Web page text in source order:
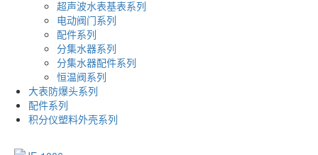
超声波水表基表系列
电动阀门系列
配件系列
分集水器系列
分集水器配件系列
恒温阀系列
大表防爆头系列
配件系列
积分仪塑料外壳系列